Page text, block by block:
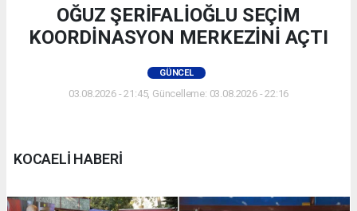
OĞUZ ŞERİFALİOĞLU SEÇİM
KOORDİNASYON MERKEZİNİ AÇTI
GÜNCEL
03.08.2026 - 21:45, Güncelleme: 03.08.2026 - 22:16
KOCAELİ HABERİ